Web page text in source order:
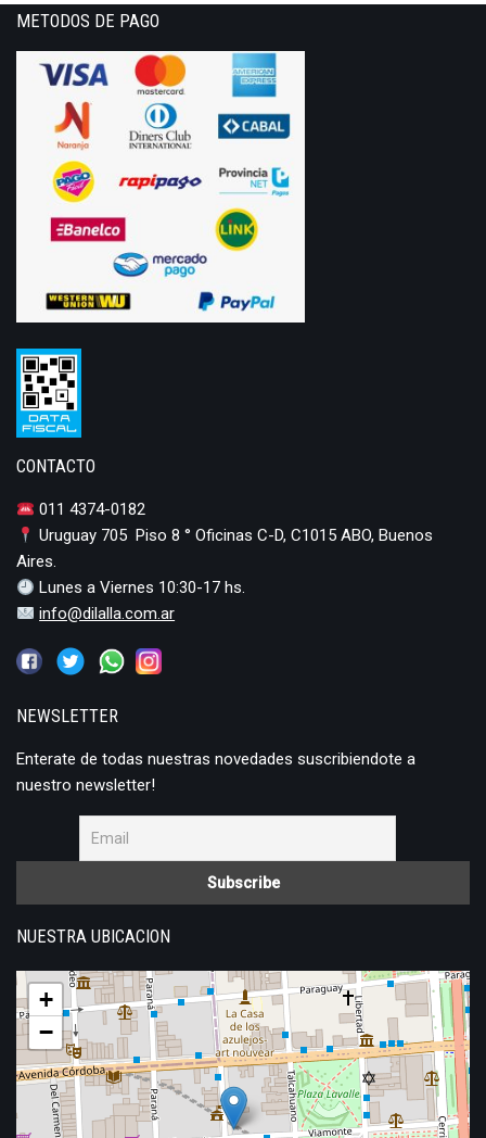
METODOS DE PAGO
CONTACTO
011 4374-0182
Uruguay 705 Piso 8 ° Oficinas C-D, C1015 ABO, Buenos
Aires.
Lunes a Viernes 10:30-17 hs.
info@dilalla.com.ar
NEWSLETTER
Enterate de todas nuestras novedades suscribiendote a
nuestro newsletter!
NUESTRA UBICACION
+
−